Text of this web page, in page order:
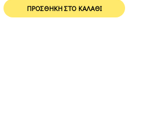
ΠΡΟΣΘΉΚΗ ΣΤΟ ΚΑΛΆΘΙ